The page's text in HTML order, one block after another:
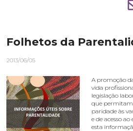
Folhetos da
2013/06/05
A promoção
vida
legislação
que permitam
paridade às
e de acesso
esta